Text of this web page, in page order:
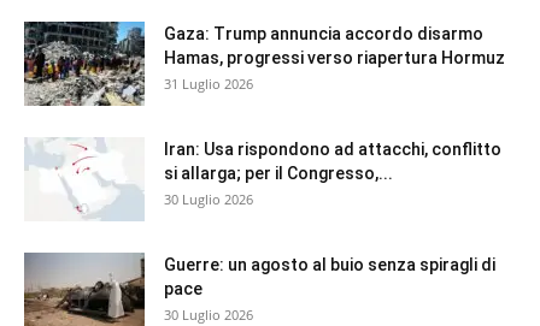
Gaza: Trump annuncia accordo disarmo
Hamas, progressi verso riapertura Hormuz
31 Luglio 2026
Iran: Usa rispondono ad attacchi, conflitto
si allarga; per il Congresso,...
30 Luglio 2026
Guerre: un agosto al buio senza spiragli di
pace
30 Luglio 2026